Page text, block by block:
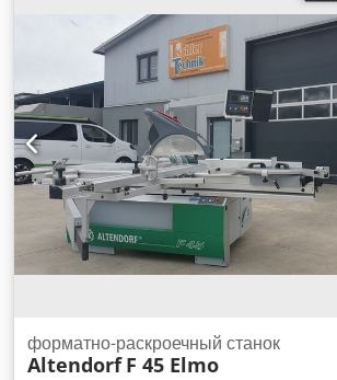
форматно-раскроечный станок
Altendorf F 45 Elmo